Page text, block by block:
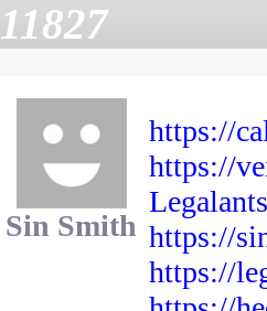
11827
Sin Smith
https://
https://
https://
https://